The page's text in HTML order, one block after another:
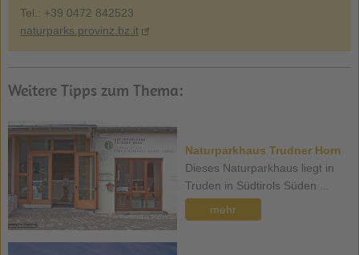
Tel.: +39 0472 842523
naturparks.provinz.bz.it
Weitere Tipps zum Thema:
Naturparkhaus Trudner Horn
Dieses Naturparkhaus liegt in
Truden in Südtirols Süden ...
mehr